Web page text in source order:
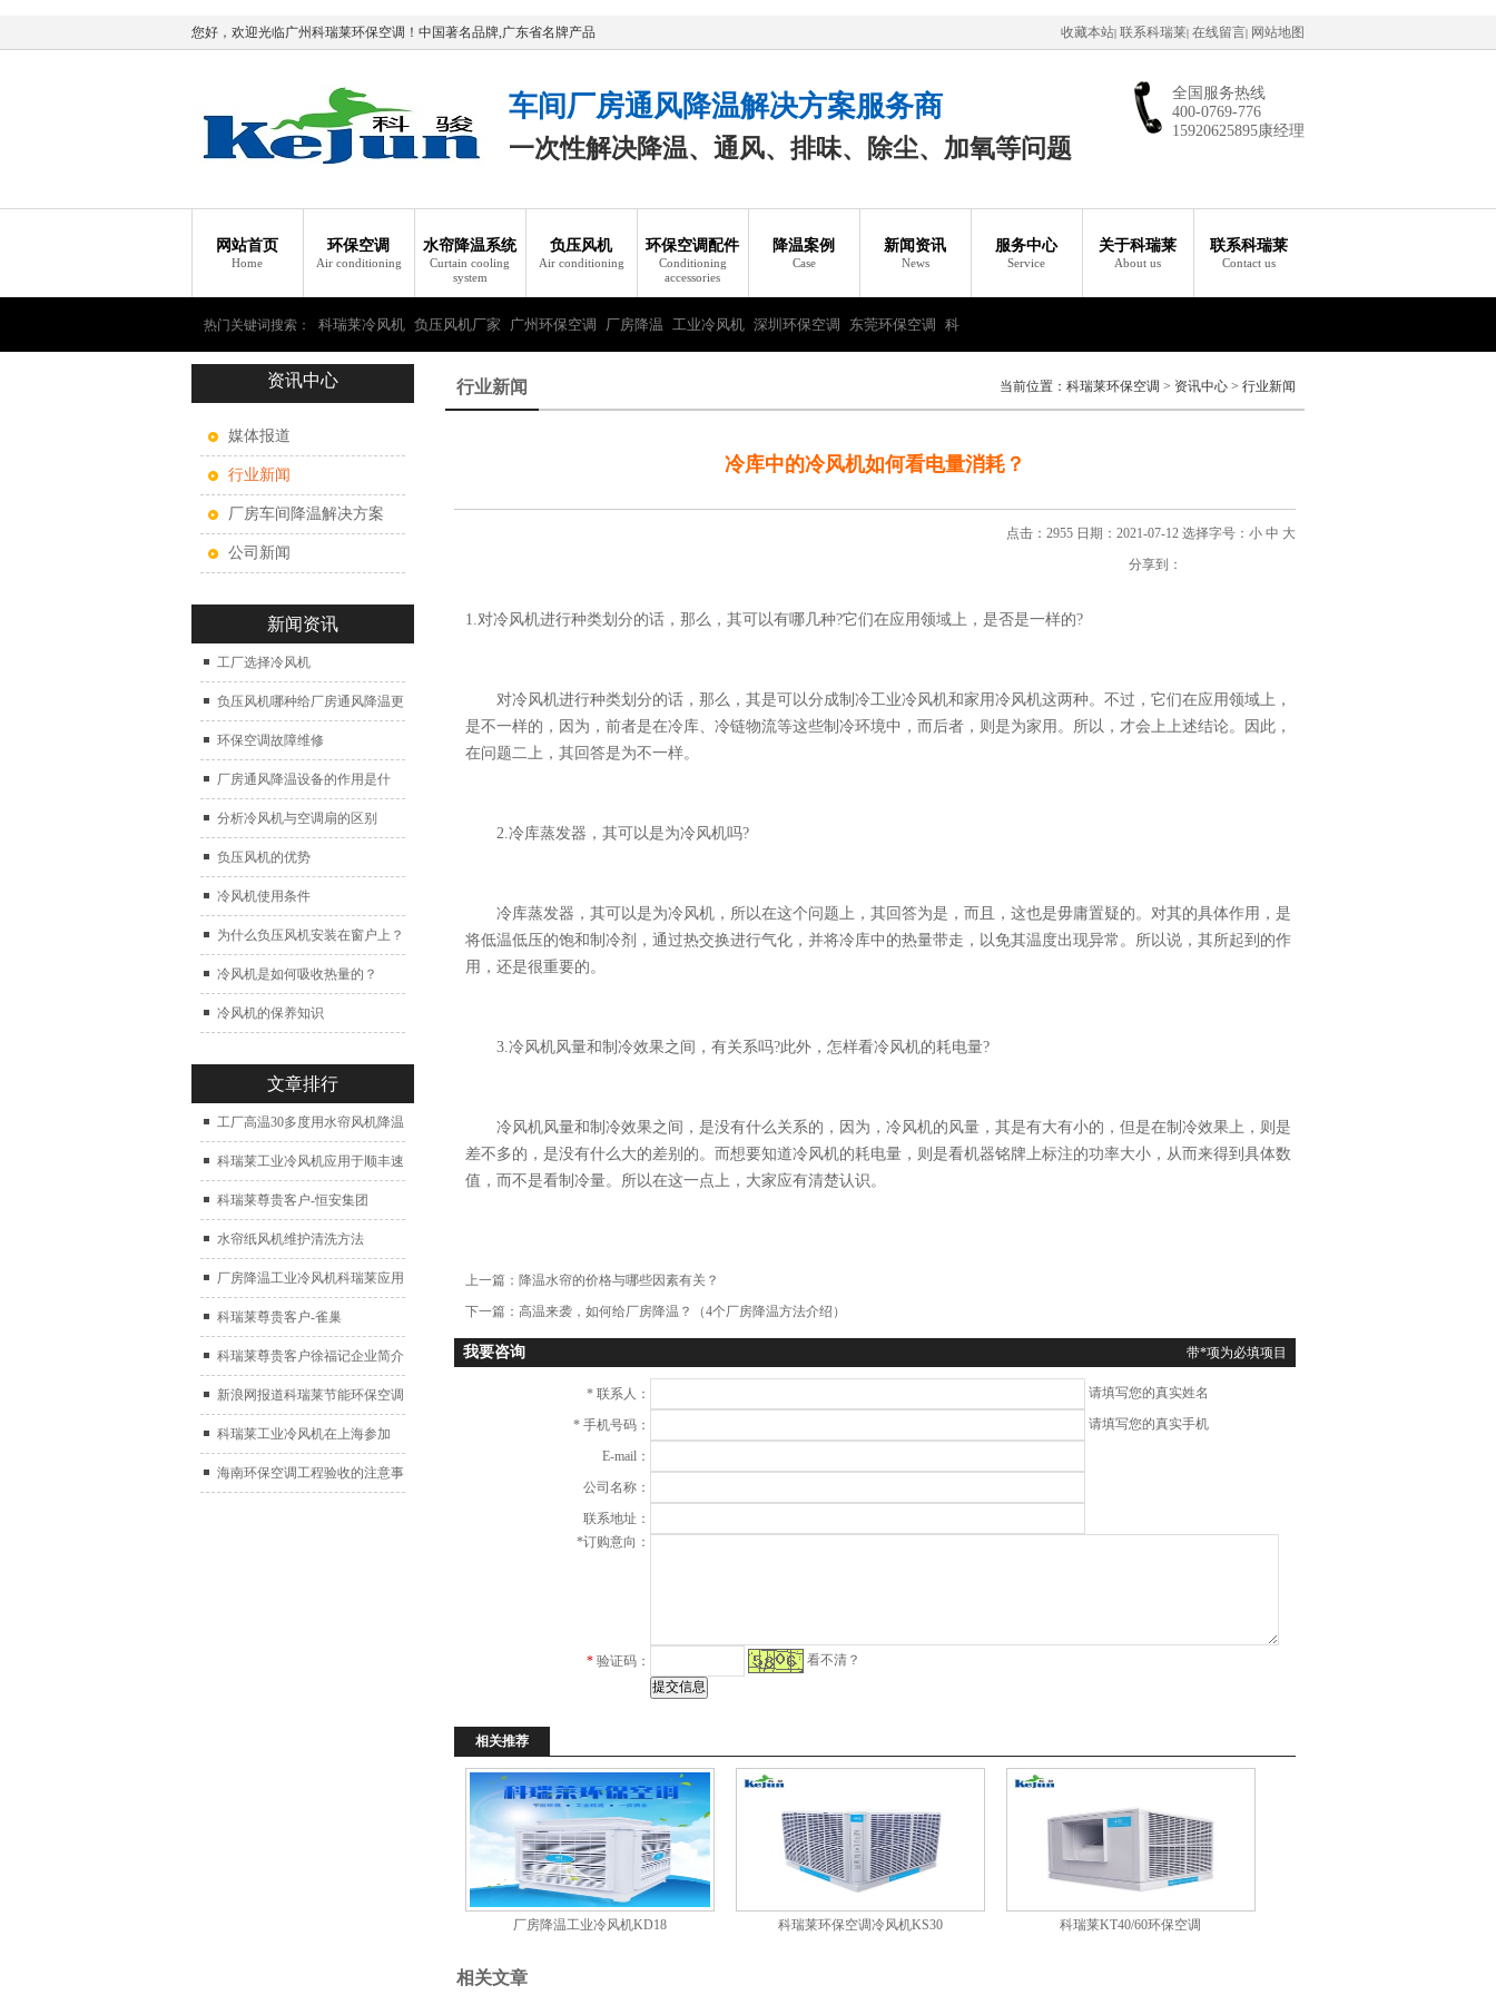
您好，欢迎光临广州科瑞莱环保空调！中国著名品牌,广东省名牌产品 收藏本站| 联系科瑞莱| 在线留言| 网站地图
车间厂房通风降温解决方案服务商
一次性解决降温、通风、排味、除尘、加氧等问题
全国服务热线
400-0769-776
15920625895康经理
网站首页
Home
环保空调
Air conditioning
水帘降温系统
Curtain cooling
system
负压风机
Air conditioning
环保空调配件
Conditioning
accessories
降温案例
Case
新闻资讯
News
服务中心
Service
关于科瑞莱
About us
联系科瑞莱
Contact us
热门关键词搜索： 科瑞莱冷风机 负压风机厂家 广州环保空调 厂房降温 工业冷风机 深圳环保空调 东莞环保空调 科
瑞莱环保空调资讯中心
媒体报道
行业新闻
厂房车间降温解决方案
公司新闻
新闻资讯
工厂选择冷风机
负压风机哪种给厂房通风降温更
好？
环保空调故障维修
厂房通风降温设备的作用是什
么？
分析冷风机与空调扇的区别
负压风机的优势
冷风机使用条件
为什么负压风机安装在窗户上？
冷风机是如何吸收热量的？
冷风机的保养知识
文章排行
工厂高温30多度用水帘风机降温
科瑞莱工业冷风机应用于顺丰速
运仓库通风降温
科瑞莱尊贵客户-恒安集团
水帘纸风机维护清洗方法
厂房降温工业冷风机科瑞莱应用
于广州制鞋厂
科瑞莱尊贵客户-雀巢
科瑞莱尊贵客户徐福记企业简介
新浪网报道科瑞莱节能环保空调
扇
科瑞莱工业冷风机在上海参加
2017中国制冷展
海南环保空调工程验收的注意事
行业新闻 当前位置： 科瑞莱环保空调 > 资讯中心 > 行业新闻
冷库中的冷风机如何看电量消耗？
点击：2955 日期：2021-07-12 选择字号： 小 中 大
分享到：
1.对冷风机进行种类划分的话，那么，其可以有哪几种?它们在应用领域上，是否是一样的?
对冷风机进行种类划分的话，那么，其是可以分成制冷工业冷风机和家用冷风机这两种。不过，它们在应用领域上，
是不一样的，因为，前者是在冷库、冷链物流等这些制冷环境中，而后者，则是为家用。所以，才会上上述结论。因此，
在问题二上，其回答是为不一样。
2.冷库蒸发器，其可以是为冷风机吗?
冷库蒸发器，其可以是为冷风机，所以在这个问题上，其回答为是，而且，这也是毋庸置疑的。对其的具体作用，是
将低温低压的饱和制冷剂，通过热交换进行气化，并将冷库中的热量带走，以免其温度出现异常。所以说，其所起到的作
用，还是很重要的。
3.冷风机风量和制冷效果之间，有关系吗?此外，怎样看冷风机的耗电量?
冷风机风量和制冷效果之间，是没有什么关系的，因为，冷风机的风量，其是有大有小的，但是在制冷效果上，则是
差不多的，是没有什么大的差别的。而想要知道冷风机的耗电量，则是看机器铭牌上标注的功率大小，从而来得到具体数
值，而不是看制冷量。所以在这一点上，大家应有清楚认识。
上一篇： 降温水帘的价格与哪些因素有关？
下一篇： 高温来袭，如何给厂房降温？（4个厂房降温方法介绍）
带*项为必填项目
我要咨询
* 联系人： 请填写您的真实姓名
* 手机号码： 请填写您的真实手机
E-mail：
公司名称：
联系地址：
*订购意向：
* 验证码： 看不清？
相关推荐
厂房降温工业冷风机KD18 科瑞莱环保空调冷风机KS30 科瑞莱KT40/60环保空调
相关文章